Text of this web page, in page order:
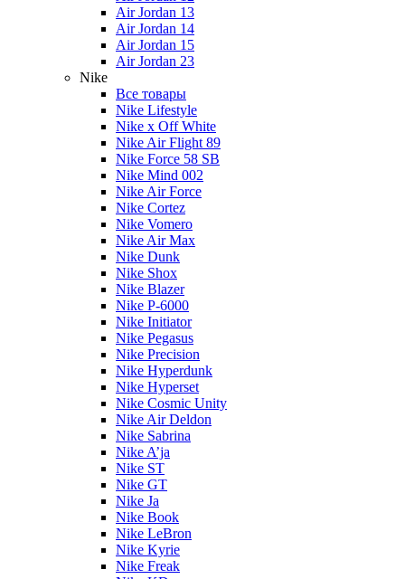
Air Jordan 13
Air Jordan 14
Air Jordan 15
Air Jordan 23
Nike
Все товары
Nike Lifestyle
Nike x Off White
Nike Air Flight 89
Nike Force 58 SB
Nike Mind 002
Nike Air Force
Nike Cortez
Nike Vomero
Nike Air Max
Nike Dunk
Nike Shox
Nike Blazer
Nike P-6000
Nike Initiator
Nike Pegasus
Nike Precision
Nike Hyperdunk
Nike Hyperset
Nike Cosmic Unity
Nike Air Deldon
Nike Sabrina
Nike A’ja
Nike ST
Nike GT
Nike Ja
Nike Book
Nike LeBron
Nike Kyrie
Nike Freak